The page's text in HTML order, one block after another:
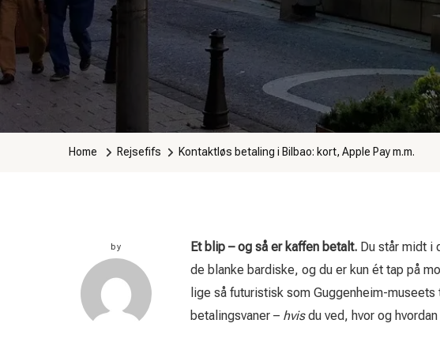
Home Rejsefifs Kontaktløs betaling i Bilbao: kort, Apple Pay m.m.
by Et blip – og så er kaffen betalt. Du står midt i
de blanke bar­diske, og du er kun ét tap på
lige så futuristisk som Guggenheim-
betalingsvaner – hvisdu ved, hvor og